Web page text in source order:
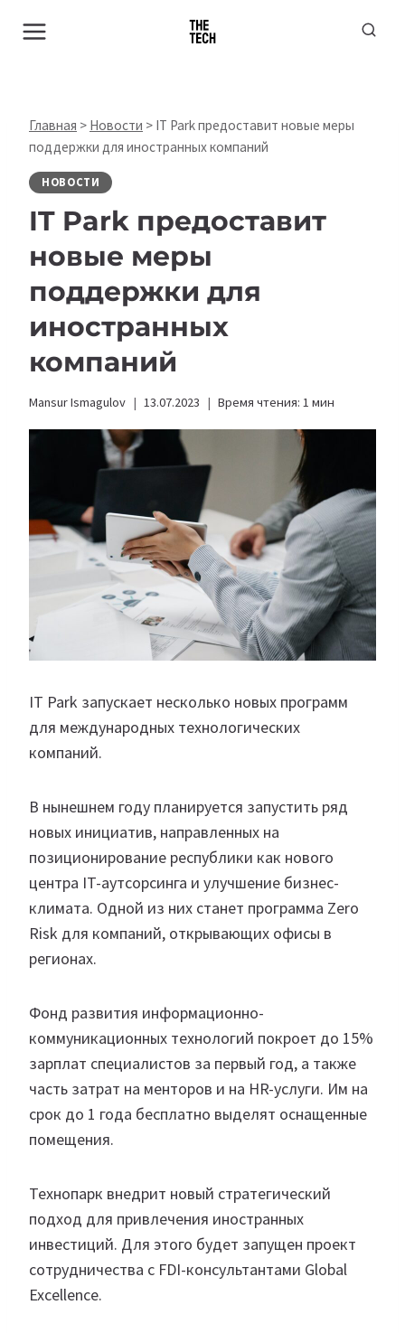
Главная > Новости > IT Park предоставит новые меры
поддержки для иностранных компаний
НОВОСТИ
IT Park предоставит
новые меры
поддержки для
иностранных
компаний
Mansur Ismagulov 13.07.2023 Время чтения: 1 мин
IT Park запускает несколько новых программ
для международных технологических
компаний.
В нынешнем году планируется запустить ряд
новых инициатив, направленных на
позиционирование республики как нового
центра IT-аутсорсинга и улучшение бизнес-
климата. Одной из них станет программа Zero
Risk для компаний, открывающих офисы в
регионах.
Фонд развития информационно-
коммуникационных технологий покроет до 15%
зарплат специалистов за первый год, а также
часть затрат на менторов и на HR-услуги. Им на
срок до 1 года бесплатно выделят оснащенные
помещения.
Технопарк внедрит новый стратегический
подход для привлечения иностранных
инвестиций. Для этого будет запущен проект
сотрудничества с FDI-консультантами Global
Excellence.